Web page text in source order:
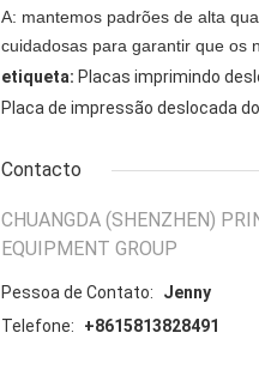
A: mantemos padrões de alta
cuidadosas para garantir que os
etiqueta: Placas imprimindo
Placa de impressão deslocada
Contacto
CHUANGDA (SHENZHEN)
EQUIPMENT GROUP
Pessoa de Contato:
Jenny
Telefone:
+8615813828491